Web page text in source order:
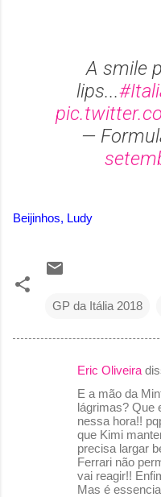
A smile
lips...
—
Beijinhos, Ludy
GP da Itália 2018
Eric Oliveira
E a mão da
lágrimas? Que
nessa hora!!
que Kimi
precisa largar
Ferrari não
vai reagir!!
Mas é